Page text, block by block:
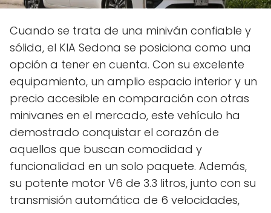
Cuando se trata de una miniván confiable y
sólida, el KIA Sedona se posiciona como una
opción a tener en cuenta. Con su excelente
equipamiento, un amplio espacio interior y un
precio accesible en comparación con otras
minivanes en el mercado, este vehículo ha
demostrado conquistar el corazón de
aquellos que buscan comodidad y
funcionalidad en un solo paquete. Además,
su potente motor V6 de 3.3 litros, junto con su
transmisión automática de 6 velocidades,